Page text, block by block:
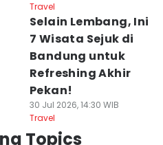
Travel
Selain Lembang, Ini
7 Wisata Sejuk di
Bandung untuk
Refreshing Akhir
Pekan!
30 Jul 2026, 14:30 WIB
Travel
Topics